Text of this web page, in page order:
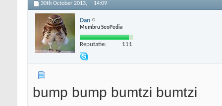
30th October 2013, 14:09
Dan
Membru SeoPedia
Reputatie: 111
bump bump bumtzi bumtzi